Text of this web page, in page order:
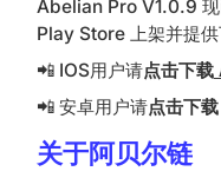
Abelian Pro V1.0.9
Play Store 上架并提供
📲 IOS用户请点击下载
📲 安卓用户请点击下载
关于阿贝尔链